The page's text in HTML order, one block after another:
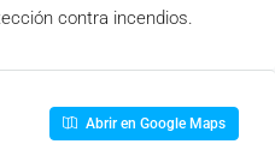
contra incendios.
Abrir en Google Maps